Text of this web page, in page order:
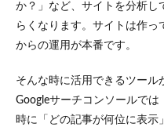
か？」など、サイトを分析し
らくなります。サイトは作っ
からの運用が本番です。
そんな時に活用できるツール
Googleサーチコンソールでは
時に「どの記事が何位に表示